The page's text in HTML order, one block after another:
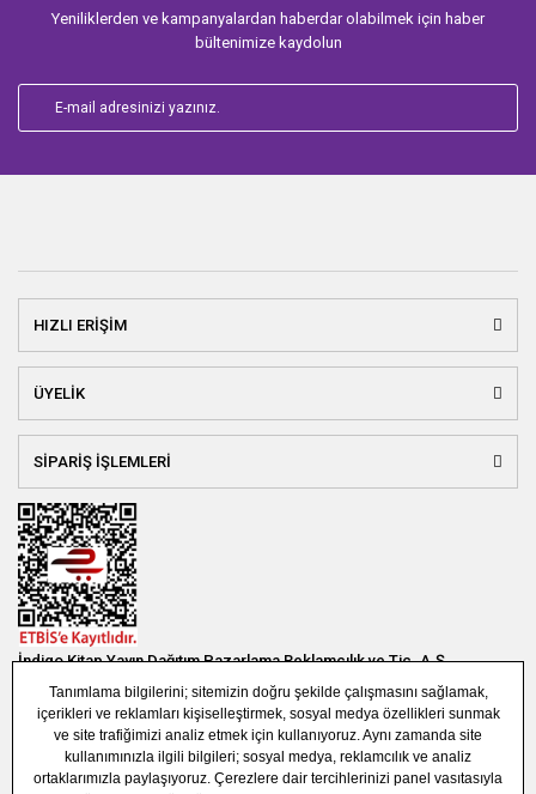
Yeniliklerden ve kampanyalardan haberdar olabilmek için haber
bültenimize kaydolun
HIZLI ERİŞİM
ÜYELİK
SİPARİŞ İŞLEMLERİ
İndigo Kitap Yayın Dağıtım Pazarlama Reklamcılık ve Tic. A.Ş.
Bağlar Mah. 19. Sok. Bina No:1E 1. Bodrum Kat. Güneşli - Bağcılar /
İSTANBUL
(0850) 308 7304